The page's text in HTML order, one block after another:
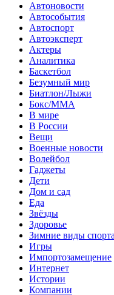
Автоновости
Автособытия
Автоспорт
Автоэксперт
Актеры
Аналитика
Баскетбол
Безумный мир
Биатлон/Лыжи
Бокс/MMA
В мире
В России
Вещи
Военные новости
Волейбол
Гаджеты
Дети
Дом и сад
Еда
Звёзды
Здоровье
Зимние виды
Игры
Импортозамещение
Интернет
Истории
Компании